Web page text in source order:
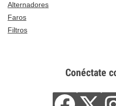
Alternadores
Faros
Filtros
Conéctate